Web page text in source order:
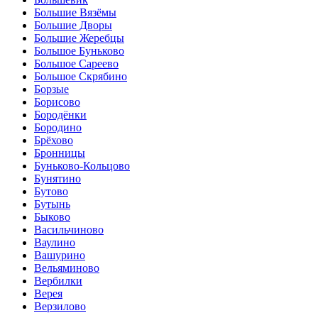
Большие Вязёмы
Большие Дворы
Большие Жеребцы
Большое Буньково
Большое Сареево
Большое Скрябино
Борзые
Борисово
Бородёнки
Бородино
Брёхово
Бронницы
Буньково-Кольцово
Бунятино
Бутово
Бутынь
Быково
Васильчиново
Ваулино
Вашурино
Вельяминово
Вербилки
Верея
Верзилово